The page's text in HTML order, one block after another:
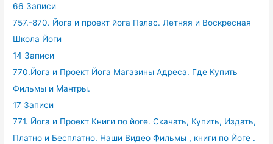
66 Записи
757.-870. Йога и проект йога Пэлас. Летняя и Воскресная
Школа Йоги
14 Записи
770.Йога и Проект Йога Магазины Адреса. Где Купить
Фильмы и Мантры.
17 Записи
771. Йога и Проект Книги по йоге. Скачать, Купить, Издать,
Платно и Бесплатно. Наши Видео Фильмы , книги по Йоге .